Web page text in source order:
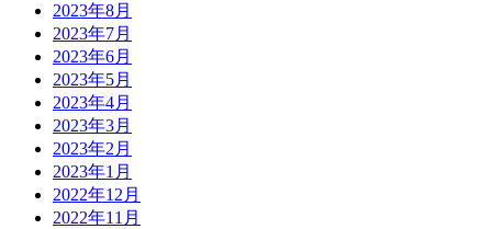
2023年8月
2023年7月
2023年6月
2023年5月
2023年4月
2023年3月
2023年2月
2023年1月
2022年12月
2022年11月